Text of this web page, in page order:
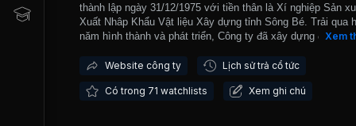
thành lập ngày 31/12/1975 với tiền thân là Xí nghiệp Sản
Xuất Nhâp Khẩu Vật liệu Xây dựng tỉnh Sông Bé. Trải qua
năm hình thành và phát triển, Công ty đã xây dựng được
liệu xây dựng, xây dựng và kinh doanh bất động sản, công
vực phía nam. Hiện nay, Công ty có 02 nhà máy sản xuất
Xem
Website công ty Lịch sử trả cổ tức
Có trong 71 watchlists Xem ghi chú